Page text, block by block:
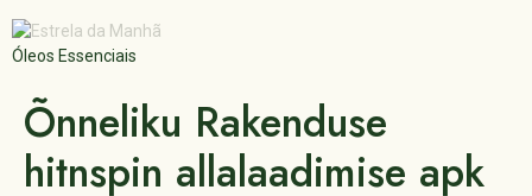
Óleos Essenciais
Õnneliku Rakenduse
hitnspin allalaadimise apk